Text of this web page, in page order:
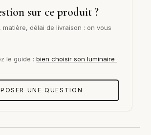
sur ce produit ?
matière, délai de livraison : on vous
le guide :bien choisir son luminaire
POSER UNE QUESTION